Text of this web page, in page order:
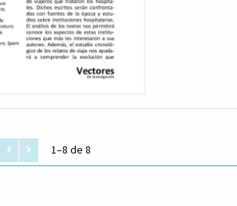
1–8 de 8